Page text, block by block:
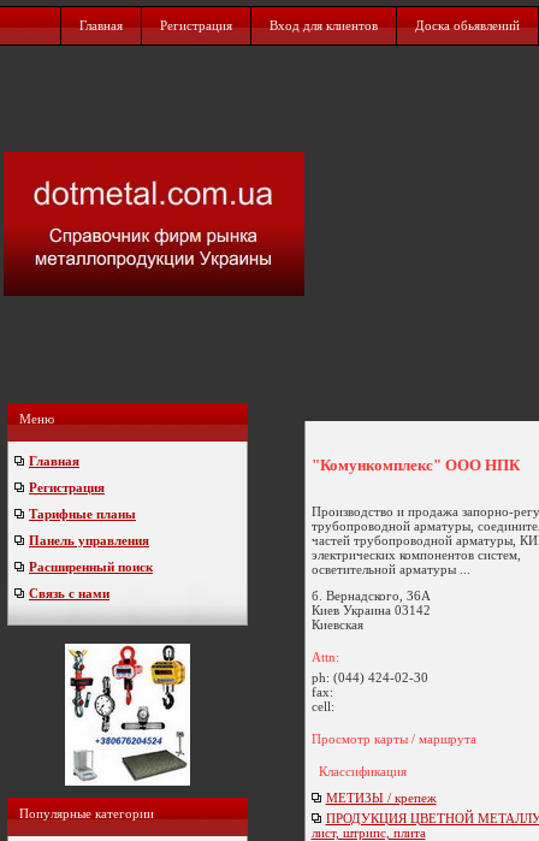
Главная Регистрация Вход для клиентов Доска обьявлений
Меню
Главная
Регистрация
Тарифные планы
Панель управления
Расширенный поиск
Связь с нами
Популярные категории
"Комункомплекс" ООО НПК
Производство и продажа запорно-
трубопроводной арматуры,
частей трубопроводной арматуры,
электрических компонентов систем,
осветительной арматуры ...
б. Вернадского, 36А
Киев Украина 03142
Киевская
Attn:
ph: (044) 424-02-30
fax:
cell:
Просмотр карты / маршрута
Классификация
МЕТИЗЫ / крепеж
ПРОДУКЦИЯ ЦВЕТНОЙ
лист, штрипс, плита